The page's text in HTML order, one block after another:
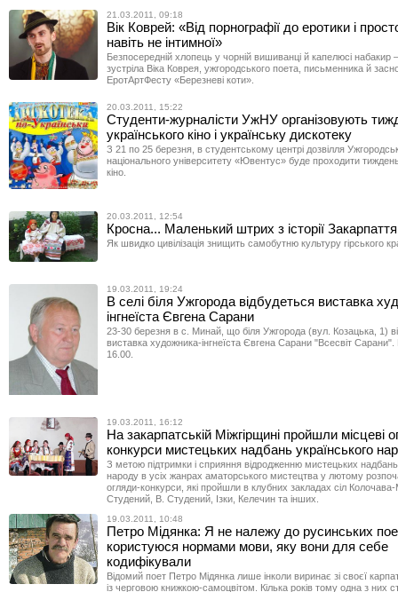
21.03.2011, 09:18
Вік Коврей: «Від порнографії до еротики і
навіть не інтимної»
Безпосередній хлопець у чорній вишиванці й капелюсі набакир
зустріла Віка Коврея, ужгородського поета, письменника й
ЕротАртФесту «Березневі коти».
20.03.2011, 15:22
Студенти-журналісти УжНУ організовують
українського кіно і українську дискотеку
З 21 по 25 березня, в студентському центрі дозвілля
національного університету «Ювентус» буде проходити
кіно.
20.03.2011, 12:54
Кросна... Маленький штрих з історії Закарпаття
Як швидко цивілізація знищить самобутню культуру гірського
19.03.2011, 19:24
В селі біля Ужгорода відбудеться виставка
інгнеїста Євгена Сарани
23-30 березня в c. Минай, що біля Ужгорода (вул. Козацька, 1)
виставка художника-інгнеїста Євгена Сарани "Всесвіт
16.00.
19.03.2011, 16:12
На закарпатській Міжгірщині пройшли місцеві
конкурси мистецьких надбань українського
З метою підтримки і сприяння відродженню мистецьких надбань
народу в усіх жанрах аматорського мистецтва у лютому
огляди-конкурси, які пройшли в клубних закладах сіл
Студений, В. Студений, Ізки, Келечин та інших.
19.03.2011, 10:48
Петро Мідянка: Я не належу до русинських
користуюся нормами мови, яку вони для себе
кодифікували
Відомий поет Петро Мідянка лише інколи виринає зі своєї
із черговою книжкою-самоцвітом. Кілька років тому одна з них